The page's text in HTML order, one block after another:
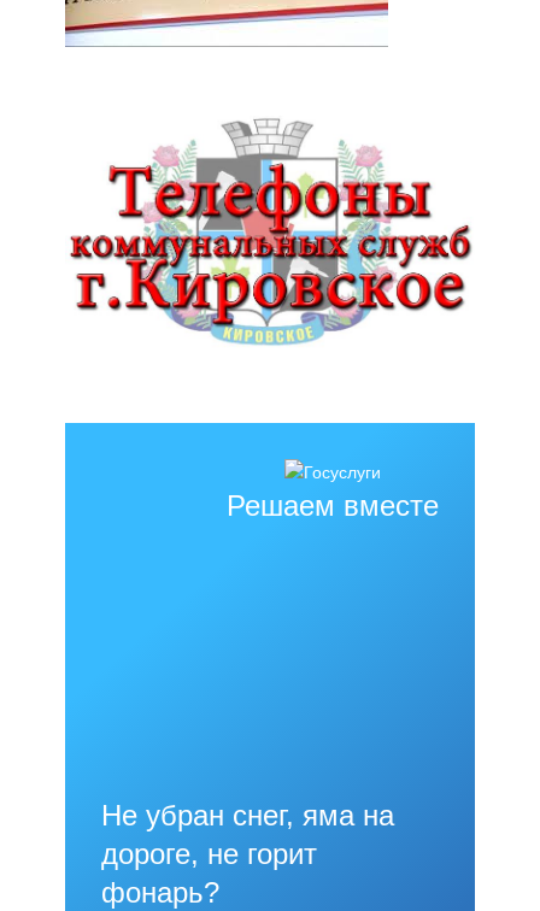
Решаем вместе
Не убран снег, яма на
дороге, не горит
фонарь?